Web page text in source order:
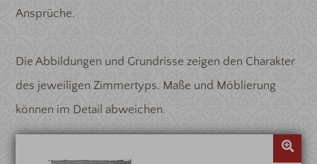
Ansprüche.
Die Abbildungen und Grundrisse zeigen den Charakter
des jeweiligen Zimmertyps. Maße und Möblierung
können im Detail abweichen.